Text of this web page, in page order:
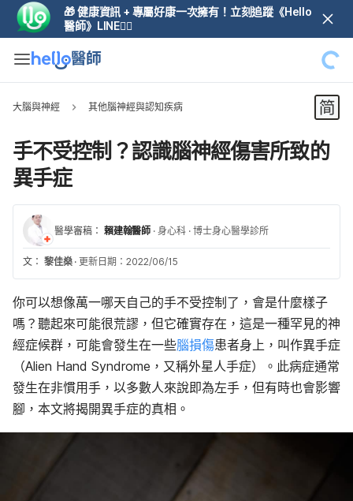
🎁 健康資訊 + 專屬好康一次擁有！立刻追蹤《Hello
醫師》LINE👆🏼
大腦與神經 其他腦神經與認知疾病
手不受控制？認識腦神經傷害所致的
異手症
醫學審稿： 賴建翰醫師 · 身心科 · 博士身心醫學診所
文： 黎佳燊 · 更新日期：2022/06/15
你可以想像萬一哪天自己的手不受控制了，會是什麼樣子
嗎？ 聽起來可能很荒謬，但它確實存在， 這是一種罕見的神
經症候群， 可能會發生在一些腦損傷患者身上，叫作異手症
（Alien Hand Syndrome，又稱外星人手症）。此病症通常
發生在非慣用手 ，以多數人來說即為左手，但有時也會影響
腳，本文將揭開異手症的真相。